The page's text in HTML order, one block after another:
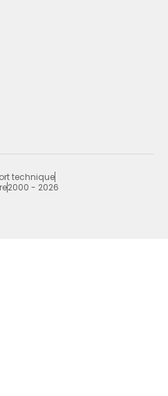
technique
2000 - 2026